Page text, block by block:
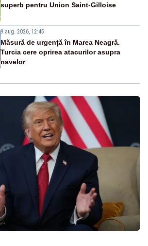
superb pentru Union Saint-Gilloise
9 aug. 2026, 12:45
Măsură de urgență în Marea Neagră.
Turcia cere oprirea atacurilor asupra
navelor